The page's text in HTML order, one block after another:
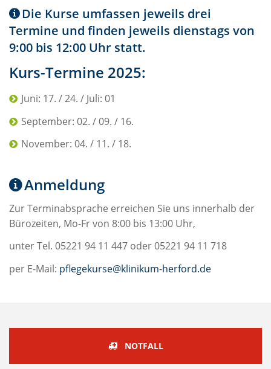
Die Kurse umfassen jeweils drei
Termine und finden jeweils dienstags von
9:00 bis 12:00 Uhr statt.
Kurs-Termine 2025:
Juni: 17. / 24. / Juli: 01
September: 02. / 09. / 16.
November: 04. / 11. / 18.
Anmeldung
Zur Terminabsprache erreichen Sie uns innerhalb der
Bürozeiten, Mo-Fr von 8:00 bis 13:00 Uhr,
unter Tel. 05221 94 11 447 oder 05221 94 11 718
per E-Mail: pflegekurse@klinikum-herford.de
NOTFALL